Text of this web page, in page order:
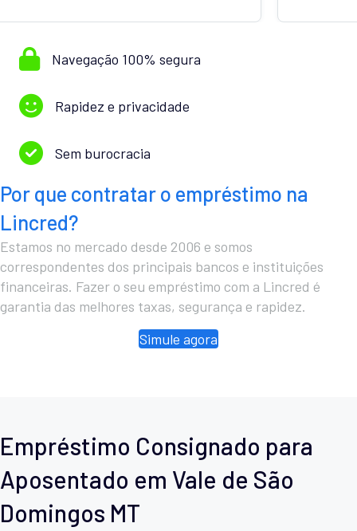
Navegação 100% segura
Rapidez e privacidade
Sem burocracia
Por que contratar o empréstimo na
Lincred?
Estamos no mercado desde 2006 e somos
correspondentes dos principais bancos e instituições
financeiras. Fazer o seu empréstimo com a Lincred é
garantia das melhores taxas, segurança e rapidez.
Simule agora
Empréstimo Consignado para
Aposentado em Vale de São
Domingos MT